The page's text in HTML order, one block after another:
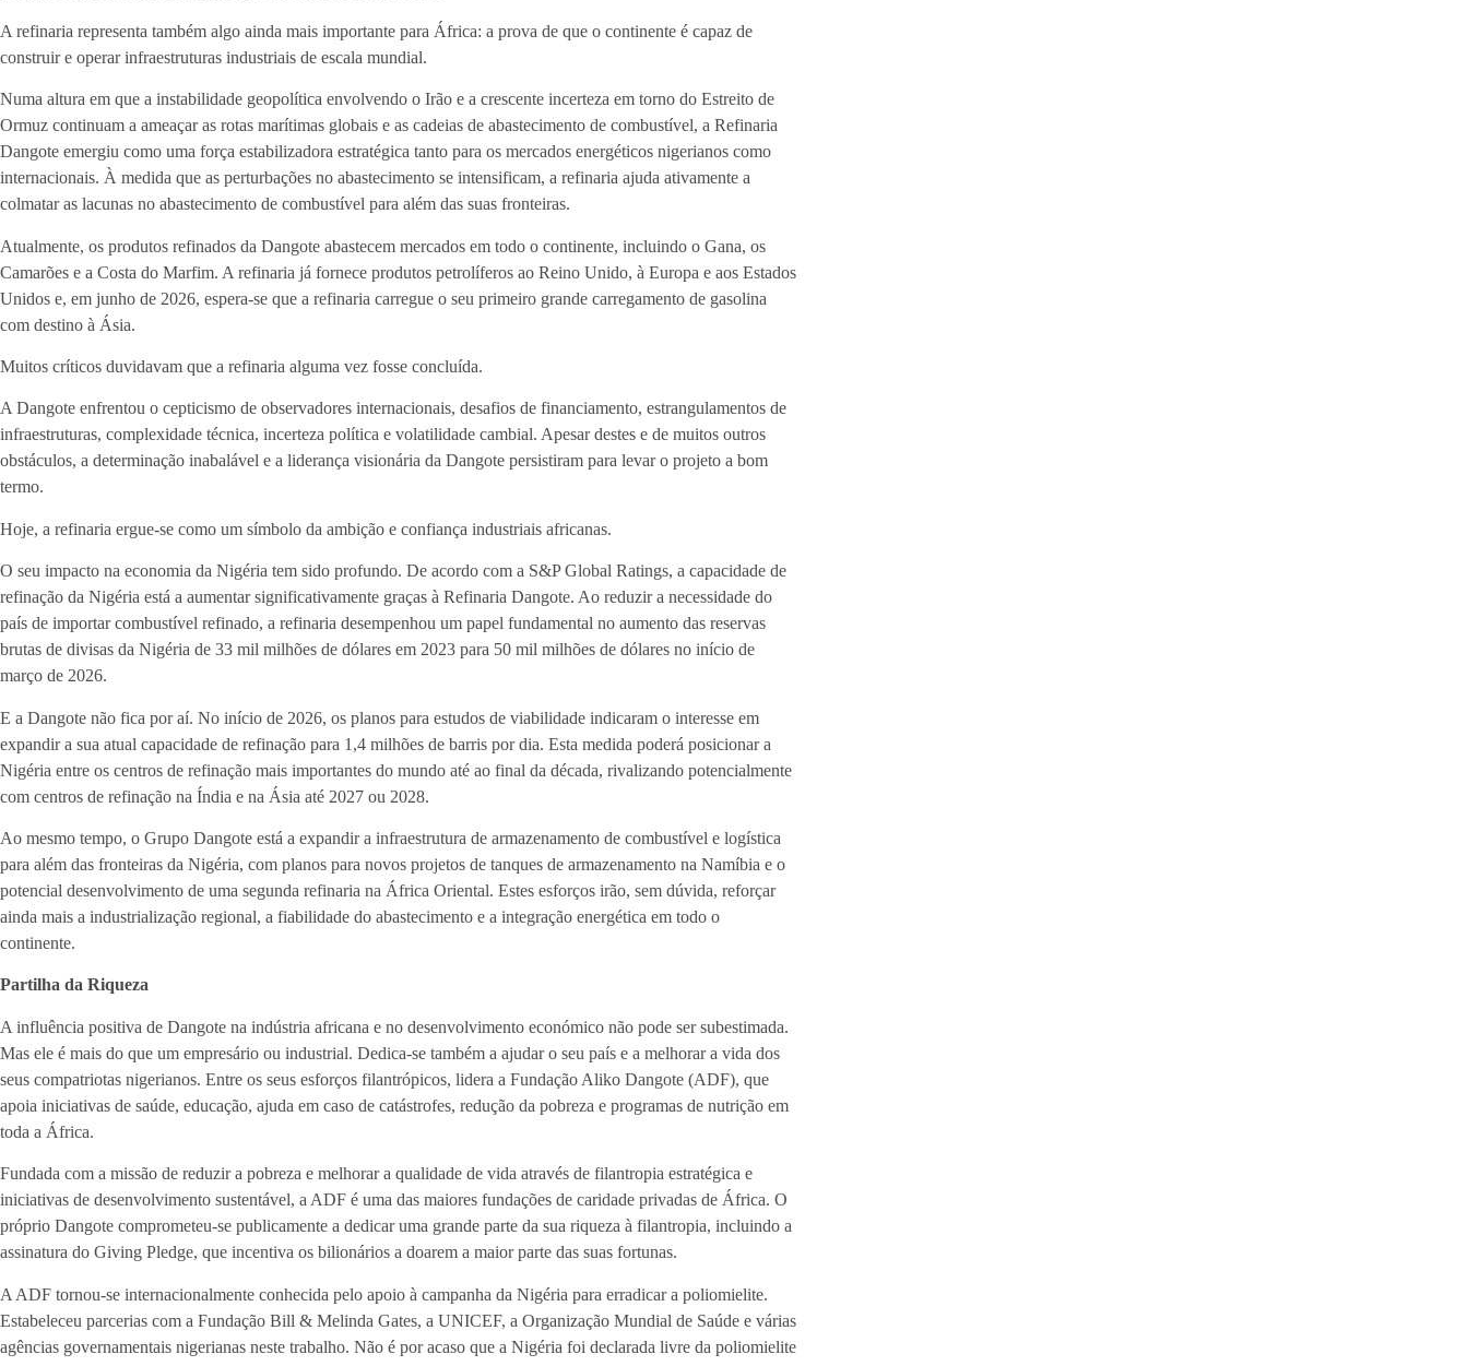
A refinaria representa também algo ainda mais importante para África: a prova de que o continente é capaz de
construir e operar infraestruturas industriais de escala mundial.
Numa altura em que a instabilidade geopolítica envolvendo o Irão e a crescente incerteza em torno do Estreito de
Ormuz continuam a ameaçar as rotas marítimas globais e as cadeias de abastecimento de combustível, a Refinaria
Dangote emergiu como uma força estabilizadora estratégica tanto para os mercados energéticos nigerianos como
internacionais. À medida que as perturbações no abastecimento se intensificam, a refinaria ajuda ativamente a
colmatar as lacunas no abastecimento de combustível para além das suas fronteiras.
Atualmente, os produtos refinados da Dangote abastecem mercados em todo o continente, incluindo o Gana, os
Camarões e a Costa do Marfim. A refinaria já fornece produtos petrolíferos ao Reino Unido, à Europa e aos Estados
Unidos e, em junho de 2026, espera-se que a refinaria carregue o seu primeiro grande carregamento de gasolina
com destino à Ásia.
Muitos críticos duvidavam que a refinaria alguma vez fosse concluída.
A Dangote enfrentou o cepticismo de observadores internacionais, desafios de financiamento, estrangulamentos de
infraestruturas, complexidade técnica, incerteza política e volatilidade cambial. Apesar destes e de muitos outros
obstáculos, a determinação inabalável e a liderança visionária da Dangote persistiram para levar o projeto a bom
termo.
Hoje, a refinaria ergue-se como um símbolo da ambição e confiança industriais africanas.
O seu impacto na economia da Nigéria tem sido profundo. De acordo com a S&P Global Ratings, a capacidade de
refinação da Nigéria está a aumentar significativamente graças à Refinaria Dangote. Ao reduzir a necessidade do
país de importar combustível refinado, a refinaria desempenhou um papel fundamental no aumento das reservas
brutas de divisas da Nigéria de 33 mil milhões de dólares em 2023 para 50 mil milhões de dólares no início de
março de 2026.
E a Dangote não fica por aí. No início de 2026, os planos para estudos de viabilidade indicaram o interesse em
expandir a sua atual capacidade de refinação para 1,4 milhões de barris por dia. Esta medida poderá posicionar a
Nigéria entre os centros de refinação mais importantes do mundo até ao final da década, rivalizando potencialmente
com centros de refinação na Índia e na Ásia até 2027 ou 2028.
Ao mesmo tempo, o Grupo Dangote está a expandir a infraestrutura de armazenamento de combustível e logística
para além das fronteiras da Nigéria, com planos para novos projetos de tanques de armazenamento na Namíbia e o
potencial desenvolvimento de uma segunda refinaria na África Oriental. Estes esforços irão, sem dúvida, reforçar
ainda mais a industrialização regional, a fiabilidade do abastecimento e a integração energética em todo o
continente.
Partilha da Riqueza
A influência positiva de Dangote na indústria africana e no desenvolvimento económico não pode ser subestimada.
Mas ele é mais do que um empresário ou industrial. Dedica-se também a ajudar o seu país e a melhorar a vida dos
seus compatriotas nigerianos. Entre os seus esforços filantrópicos, lidera a Fundação Aliko Dangote (ADF), que
apoia iniciativas de saúde, educação, ajuda em caso de catástrofes, redução da pobreza e programas de nutrição em
toda a África.
Fundada com a missão de reduzir a pobreza e melhorar a qualidade de vida através de filantropia estratégica e
iniciativas de desenvolvimento sustentável, a ADF é uma das maiores fundações de caridade privadas de África. O
próprio Dangote comprometeu-se publicamente a dedicar uma grande parte da sua riqueza à filantropia, incluindo a
assinatura do Giving Pledge, que incentiva os bilionários a doarem a maior parte das suas fortunas.
A ADF tornou-se internacionalmente conhecida pelo apoio à campanha da Nigéria para erradicar a poliomielite.
Estabeleceu parcerias com a Fundação Bill & Melinda Gates, a UNICEF, a Organização Mundial de Saúde e várias
agências governamentais nigerianas neste trabalho. Não é por acaso que a Nigéria foi declarada livre da poliomielite